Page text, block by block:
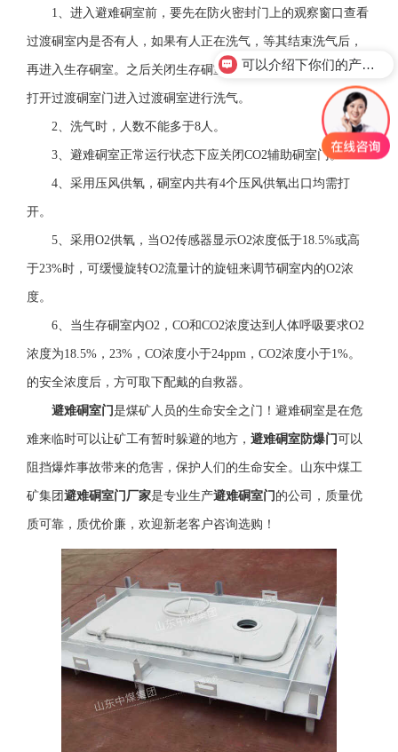
1、进入避难硐室前，要先在防火密封门上的观察窗口查看
过渡硐室内是否有人，如果有人正在洗气，等其结束洗气后，
再进入生存硐室。之后关闭生存硐室门，硐室外的避险人员再
打开过渡硐室门进入过渡硐室进行洗气。
2、洗气时，人数不能多于8人。
3、避难硐室正常运行状态下应关闭CO2辅助硐室门。
4、采用压风供氧，硐室内共有4个压风供氧出口均需打
开。
5、采用O2供氧，当O2传感器显示O2浓度低于18.5%或高
于23%时，可缓慢旋转O2流量计的旋钮来调节硐室内的O2浓
度。
6、当生存硐室内O2，CO和CO2浓度达到人体呼吸要求O2
浓度为18.5%，23%，CO浓度小于24ppm，CO2浓度小于1%。
的安全浓度后，方可取下配戴的自救器。
避难硐室门是煤矿人员的生命安全之门！避难硐室是在危
难来临时可以让矿工有暂时躲避的地方， 避难硐室防爆门可以
阻挡爆炸事故带来的危害，保护人们的生命安全。山东中煤工
矿集团 避难硐室门厂家是专业生产避难硐室门 的公司，质量优
质可靠，质优价廉，欢迎新老客户咨询选购！
可以介绍下你们的产品么？